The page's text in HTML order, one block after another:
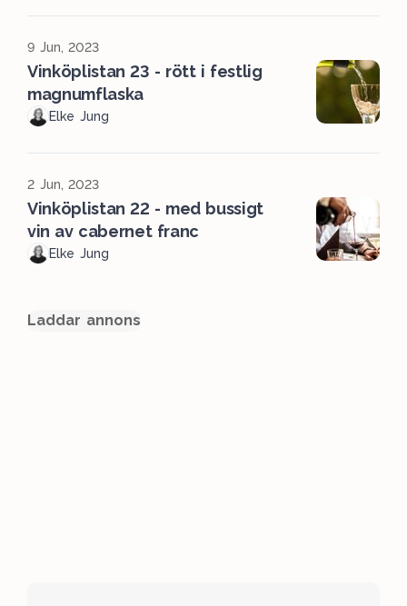
9 Jun, 2023
Vinköplistan 23 - rött i festlig
magnumflaska
Elke Jung
2 Jun, 2023
Vinköplistan 22 - med bussigt
vin av cabernet franc
Elke Jung
Laddar annons